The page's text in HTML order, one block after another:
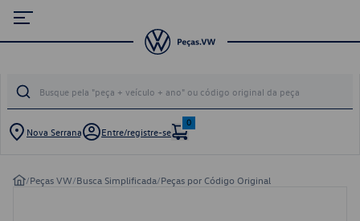
Nova Serrana Entre/registre-se
0
/Peças VW/Busca Simplificada/Peças por Código Original